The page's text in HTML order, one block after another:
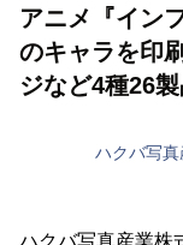
アニメ『イン
のキャラを印
ジなど4種26
ハクバ写
ハクバ写真産業株